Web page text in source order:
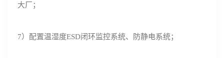
大厂；
7）配置温湿度ESD闭环监控系统、防静电系统；